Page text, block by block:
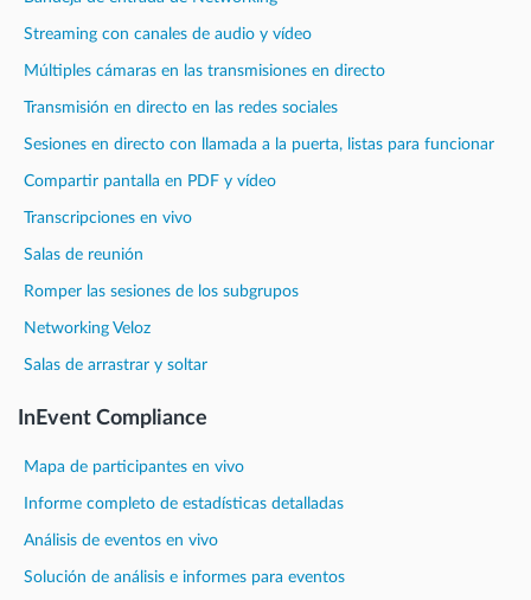
Streaming con canales de audio y vídeo
Múltiples cámaras en las transmisiones en directo
Transmisión en directo en las redes sociales
Sesiones en directo con llamada a la puerta, listas para funcionar
Compartir pantalla en PDF y vídeo
Transcripciones en vivo
Salas de reunión
Romper las sesiones de los subgrupos
Networking Veloz
Salas de arrastrar y soltar
InEvent Compliance
Mapa de participantes en vivo
Informe completo de estadísticas detalladas
Análisis de eventos en vivo
Solución de análisis e informes para eventos